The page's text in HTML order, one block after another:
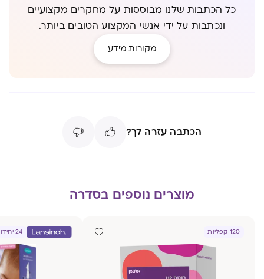
כל הכתבות שלנו מבוססות על מחקרים מקצועיים
ונכתבות על ידי אנשי המקצוע הטובים ביותר.
מקורות מידע
הכתבה עזרה לך?
מוצרים נוספים בסדרה
120 קפליות 24 יחידות